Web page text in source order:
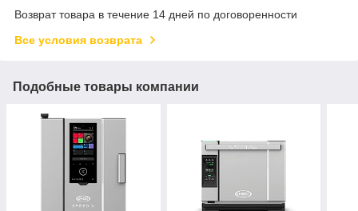
Возврат товара в течение 14 дней по договоренности
Все условия возврата
Подобные товары компании